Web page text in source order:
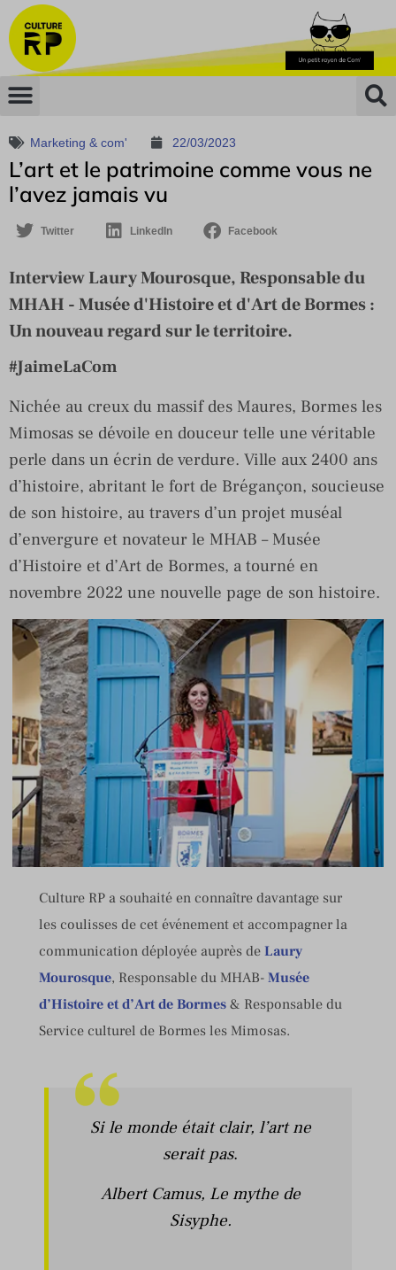
Marketing & com' 22/03/2023
L’art et le patrimoine comme vous ne
l’avez jamais vu
Twitter LinkedIn Facebook
Interview Laury Mourosque, Responsable du
MHAH - Musée d'Histoire et d'Art de Bormes :
Un nouveau regard sur le territoire.
#JaimeLaCom
Nichée au creux du massif des Maures, Bormes les
Mimosas se dévoile en douceur telle une véritable
perle dans un écrin de verdure. Ville aux 2400 ans
d’histoire, abritant le fort de Brégançon, soucieuse
de son histoire, au travers d’un projet muséal
d’envergure et novateur le MHAB – Musée
d’Histoire et d’Art de Bormes, a tourné en
novembre 2022 une nouvelle page de son histoire.
Culture RP a souhaité en connaître davantage sur
les coulisses de cet événement et accompagner la
communication déployée auprès deLaury
Mourosque, Responsable du MHAB- Musée
d’Histoire et d’Art de Bormes & Responsable du
Service culturel de Bormes les Mimosas.
Si le monde était clair, l’art ne
serait pas.
Albert Camus, Le mythe de
Sisyphe.